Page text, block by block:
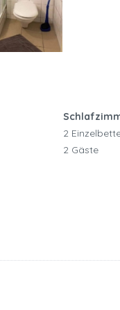
2
2 Gäste